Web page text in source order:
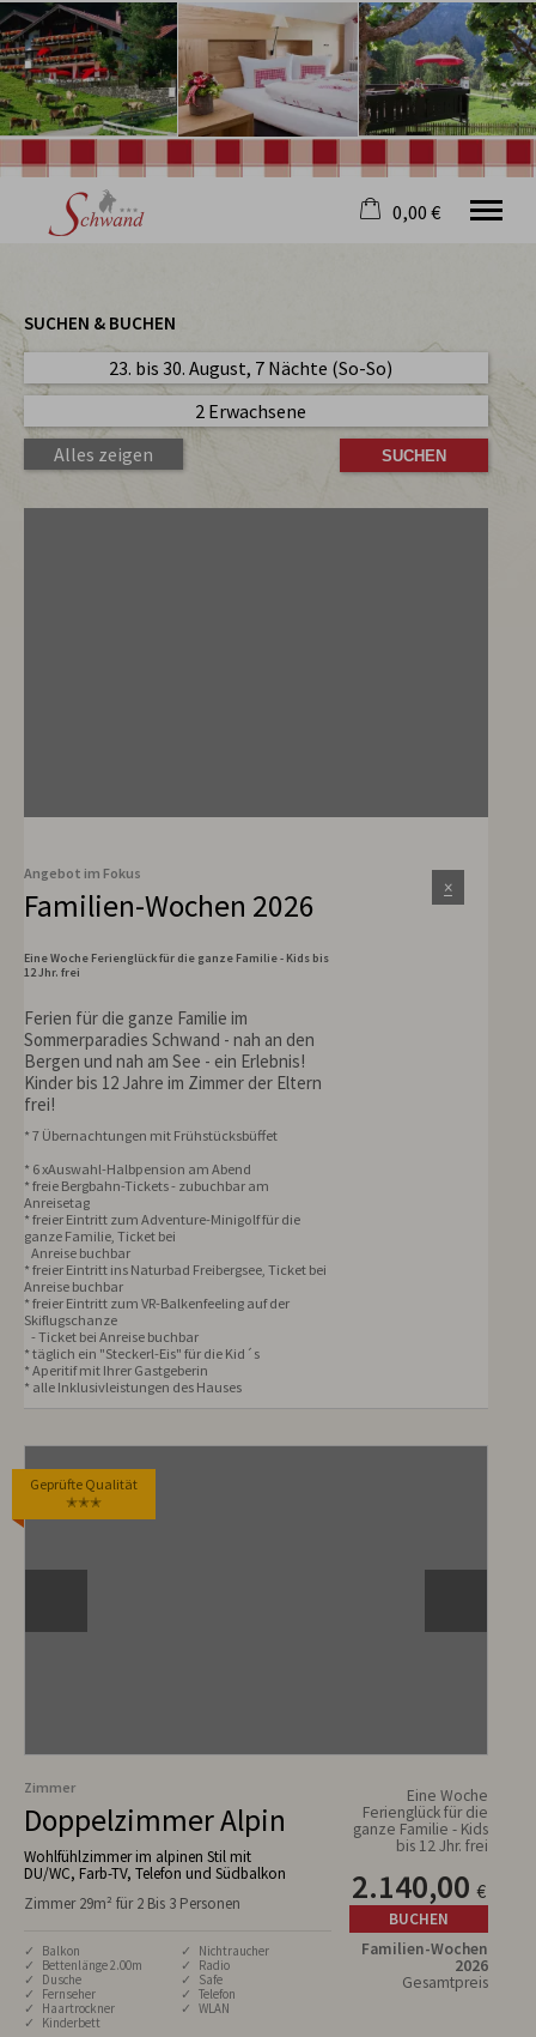
Restaurant
Oberstdorf
Ziegenkäserei
Service
Jobs
0,00 €
SUCHEN & BUCHEN
23. bis 30. August, 7 Nächte (So-So)
2 Erwachsene
Alles zeigen
Angebot im Fokus
Familien-Wochen 2026
Eine Woche Ferienglück für die ganze Familie - Kids bis
12 Jhr. frei
Ferien für die ganze Familie im
Sommerparadies Schwand - nah an den
Bergen und nah am See - ein Erlebnis!
Kinder bis 12 Jahre im Zimmer der Eltern
frei!
* 6 xAuswahl-Halbpension am Abend
* freie Bergbahn-Tickets - zubuchbar am
Anreisetag
* freier Eintritt zum Adventure-Minigolf für die
ganze Familie, Ticket bei
* freier Eintritt ins Naturbad Freibergsee, Ticket bei
Anreise buchbar
* freier Eintritt zum VR-Balkenfeeling auf der
Skiflugschanze
* täglich ein "Steckerl-Eis" für die Kid´s
* Aperitif mit Ihrer Gastgeberin
* alle Inklusivleistungen des Hauses
×
Geprüfte Qualität
✭✭✭
Zimmer
Doppelzimmer Alpin
Wohlfühlzimmer im alpinen Stil mit
DU/WC, Farb-TV, Telefon und Südbalkon
Zimmer 29m² für 2 Bis 3 Personen
✓ Balkon
✓ Bettenlänge 2.00m
✓ Dusche
✓ Fernseher
✓ Haartrockner
✓ Kinderbett
✓ Nichtraucher
✓ Radio
✓ Safe
✓ Telefon
✓ WLAN
Eine Woche
Ferienglück für die
ganze Familie - Kids
bis 12 Jhr. frei
2.140,00 €
BUCHEN
Familien-Wochen
2026
Gesamtpreis